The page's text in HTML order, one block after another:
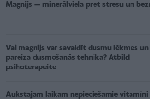
Magnijs — minerālviela pret stresu un
Vai magnijs var savaldīt dusmu lēkmes
pareiza dusmošanās tehnika? Atbild
psihoterapeite
Aukstajam laikam nepieciešamie vitamīni